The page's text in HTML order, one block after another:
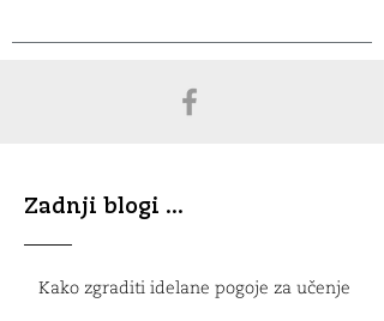
Zadnji blogi ...
Kako zgraditi idelane pogoje za učenje